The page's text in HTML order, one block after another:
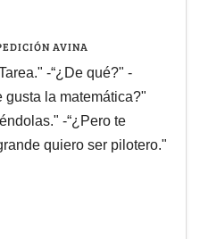
AVINA
-“¿De qué?" -
gusta la matemática?"
-“¿Pero te
quiero ser pilotero."